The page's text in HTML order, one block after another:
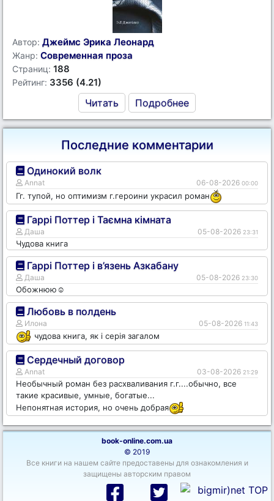
Автор: Джеймс Эрика Леонард
Жанр: Современная проза
Страниц: 188
Рейтинг: 3356 (4.21)
Читать Подробнее
Последние комментарии
Одинокий волк
Annat 06-08-2026 00:00
Гг. тупой, но оптимизм г.героини украсил роман
Гаррі Поттер і Таємна кімната
Даша 05-08-2026 23:31
Чудова книга
Гаррі Поттер і в’язень Азкабану
Даша 05-08-2026 23:30
Обожнюю☺️
Любовь в полдень
Илона 05-08-2026 11:43
чудова книга, як і серія загалом
Сердечный договор
Annat 03-08-2026 21:29
Необычный роман без расхваливания г.г....обычно, все
такие красивые, умные, богатые...
Непонятная история, но очень добрая
book-online.com.ua
© 2019
Все книги на нашем сайте предоставены для ознакомления и
защищены авторским правом